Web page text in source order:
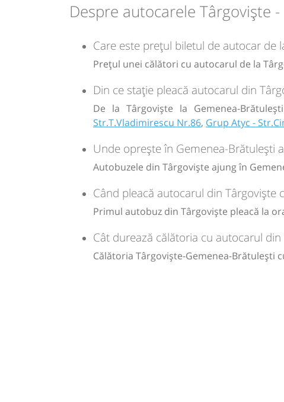
Durată:
min
Zile de
lei
GRUP ATYC SRL| Ultima actualizare:
Despre autocarele Târgoviște
Care este prețul biletul de autocar de
Prețul unei călători cu autocarul de la
Din ce stație pleacă autocarul din
De la Târgoviște la Gemenea-
Str.T.Vladimirescu Nr.86, Grup Atyc -
Unde oprește în Gemenea-Brătulești
Autobuzele din Târgoviște ajung în
Când pleacă autocarul din Târgoviște
Primul autobuz din Târgoviște pleacă la
Cât durează călătoria cu autocarul
Călătoria Târgoviște-Gemenea-Brătulești